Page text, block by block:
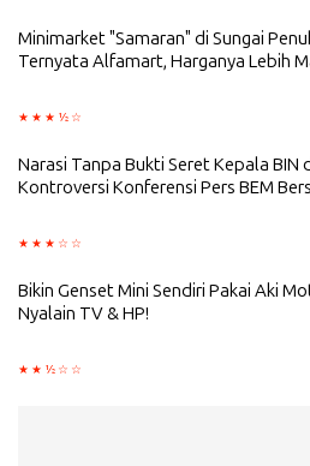
Minimarket "Samaran" di Sungai
Ternyata Alfamart, Harganya Lebih
Narasi Tanpa Bukti Seret Kepala BIN
Kontroversi Konferensi Pers BEM
Bikin Genset Mini Sendiri Pakai Aki
Nyalain TV & HP!